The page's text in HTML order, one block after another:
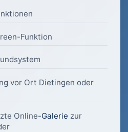
Funktion
vor Ort Dietingen oder
Online-Galerie zur